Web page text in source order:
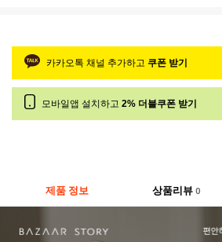
카카오톡 채널 추가하고 쿠폰 받기
모바일앱 설치하고 2% 더블쿠폰 받기
제품 정보 상품리뷰 0